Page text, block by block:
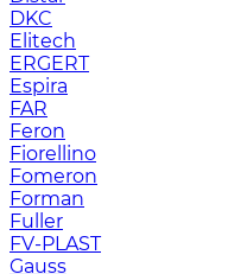
DKC
Elitech
ERGERT
Espira
FAR
Feron
Fiorellino
Fomeron
Forman
Fuller
FV-PLAST
Gauss